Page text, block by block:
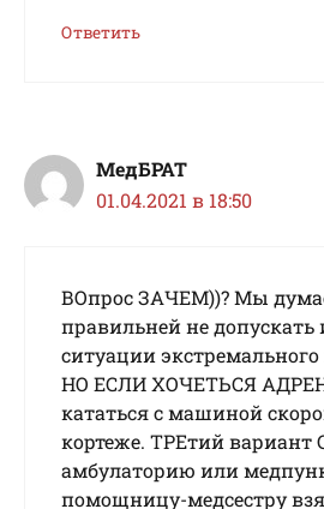
Ответить
МедБРАТ
01.04.2021 в 18:50
ВОпрос ЗАЧЕМ))? Мы
правильней не допускать
ситуации
НО ЕСЛИ ХОЧЕТЬСЯ
кататься с машиной
кортеже. ТРЕтий вариант
амбулаторию или
помощницу-медсестру